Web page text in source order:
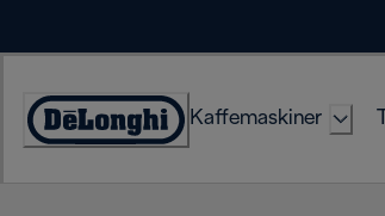
Accessibility
Kaffemaskiner